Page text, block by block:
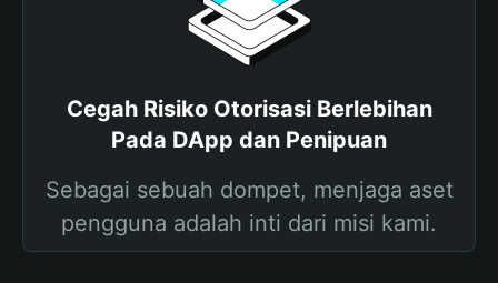
Cegah Risiko Otorisasi Berlebihan
Pada DApp dan Penipuan
Sebagai sebuah dompet, menjaga aset
pengguna adalah inti dari misi kami.